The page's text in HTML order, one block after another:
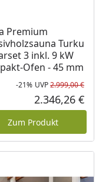
Preis
Premium
Turku
3 inkl. 9 kW
Ofen - 45 mm
-21% UVP2.999,00 €
2.346,26 €
Zum Produkt